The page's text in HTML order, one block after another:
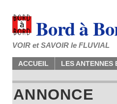
Bord à
VOIR et SAVOIR le FLUVIAL
ACCUEIL LES ANTENNES
ANNONCE